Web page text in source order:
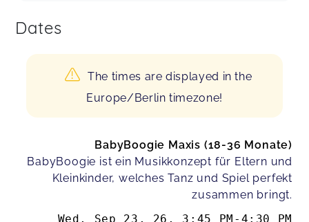
Dates
The times are displayed in the
Europe/Berlin timezone!
BabyBoogie Maxis (18-36 Monate)
BabyBoogie ist ein Musikkonzept für Eltern und
Kleinkinder, welches Tanz und Spiel perfekt
zusammen bringt.
Wed, Sep 23, 26 , 3:45 PM - 4:30 PM